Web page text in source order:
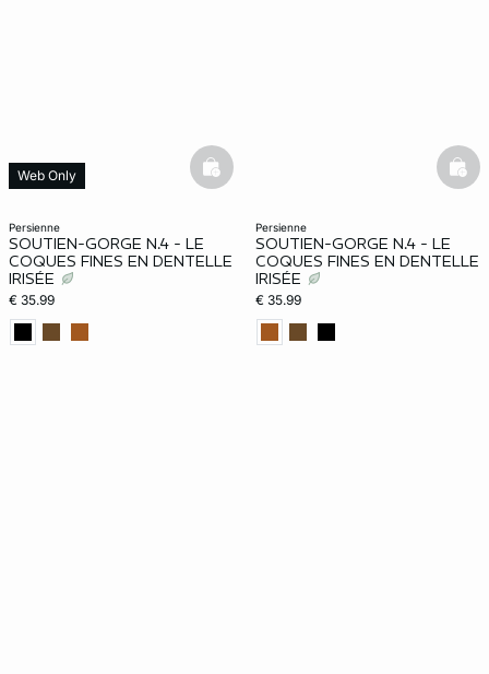
persienne
SOUTIEN-GORGE N.4 - LE
COQUES FINES EN DENTELLE
IRISÉE
€ 35.99
Web Only basketfull
persienne
SOUTIEN-GORGE N.4 - LE
COQUES FINES EN DENTELLE
IRISÉE
€ 35.99